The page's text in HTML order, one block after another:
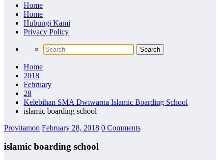
Home
Home
Hubungi Kami
Privacy Policy
Home
2018
February
28
Kelebihan SMA Dwiwarna Islamic Boarding School
islamic boarding school
Provitamon February 28, 2018 0 Comments
islamic boarding school